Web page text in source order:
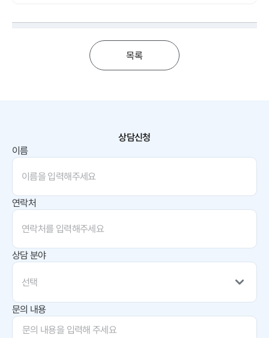
목록
상담신청
이름
연락처
상담 분야
선택
문의 내용